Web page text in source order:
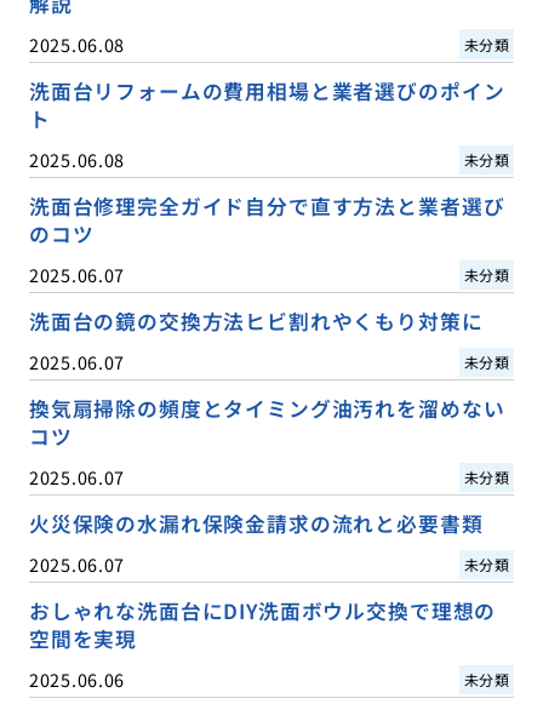
2025.06.08 未分類
洗面台リフォームの費用相場と業者選びのポイン
ト
2025.06.08 未分類
洗面台修理完全ガイド自分で直す方法と業者選び
のコツ
2025.06.07 未分類
洗面台の鏡の交換方法ヒビ割れやくもり対策に
2025.06.07 未分類
換気扇掃除の頻度とタイミング油汚れを溜めない
コツ
2025.06.07 未分類
火災保険の水漏れ保険金請求の流れと必要書類
2025.06.07 未分類
おしゃれな洗面台にDIY洗面ボウル交換で理想の
空間を実現
2025.06.06 未分類